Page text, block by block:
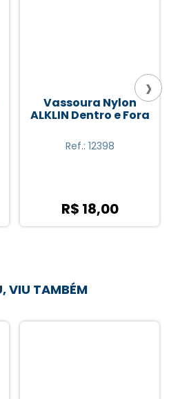
Vassoura Nylon
ALKLIN Dentro e Fora
Ref.: 12398
R$ 18,00
›
VIU TAMBÉM